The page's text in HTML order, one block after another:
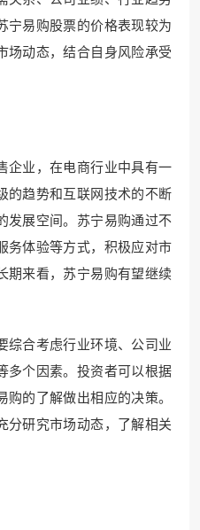
宁易购股票的价格表现较为
场动态，结合自身风险承受
企业，在电商行业中具有一
的趋势和互联网技术的不断
发展空间。苏宁易购通过不
务体验等方式，积极应对市
期来看，苏宁易购有望继续
综合考虑行业环境、公司业
多个因素。投资者可以根据
购的了解做出相应的决策。
分研究市场动态，了解相关